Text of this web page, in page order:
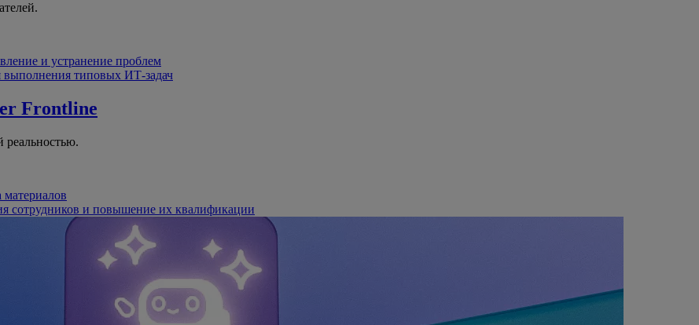
и устранение проблем
выполнения типовых ИТ-задач
Frontline
материалов
сотрудников и повышение их квалификации